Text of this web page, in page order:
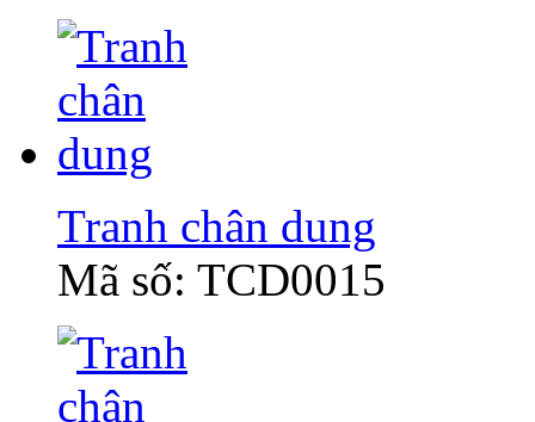
Tranh chân dung
Mã số: TCD0015